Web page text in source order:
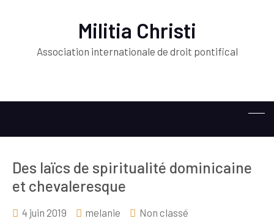
Militia Christi
Association internationale de droit pontifical
Des laïcs de spiritualité dominicaine
et chevaleresque
4 juin 2019 melanie Non classé